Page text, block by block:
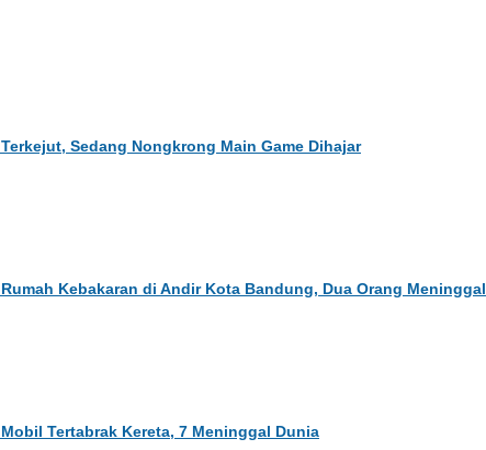
Terkejut, Sedang Nongkrong Main Game Dihajar
Rumah Kebakaran di Andir Kota Bandung, Dua Orang Meninggal
Mobil Tertabrak Kereta, 7 Meninggal Dunia